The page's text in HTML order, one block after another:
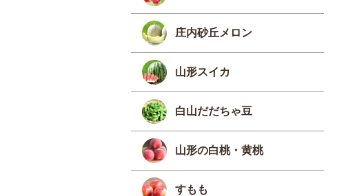
庄内砂丘メロン
山形スイカ
白山だだちゃ豆
山形の白桃・黄桃
すもも